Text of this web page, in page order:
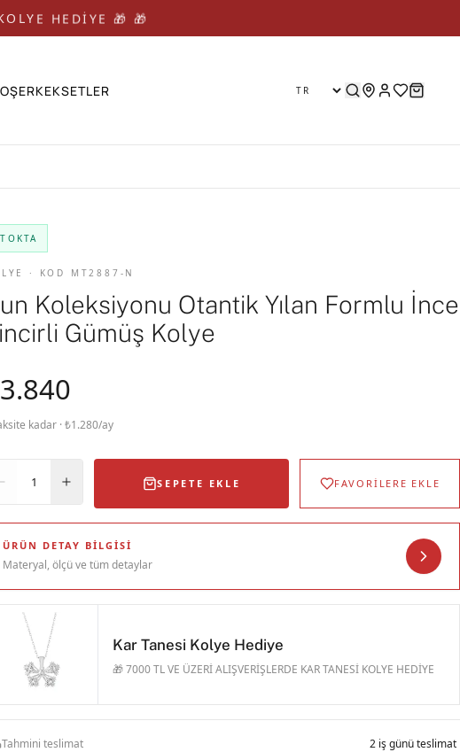
HEDİYE 🎁 🎁
ERKEKSETLER
· KOD MT2887-N
Koleksiyonu Otantik Yılan Formlu İnce
Gümüş Kolye
kadar · ₺1.280/ay
1 SEPETE EKLE FAVORİLERE EKLE
ÜRÜN DETAY BILGISI
Materyal, ölçü ve tüm detaylar
Kar Tanesi Kolye Hediye
🎁 7000 TL VE ÜZERİ ALIŞVERİŞLERDE KAR TANESİ KOLYE HEDİYE
Tahmini teslimat 2 iş günü teslimat